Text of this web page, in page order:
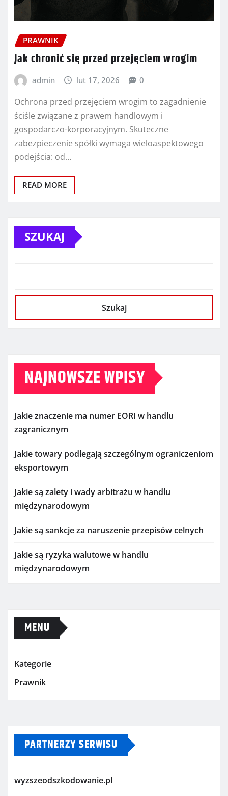
PRAWNIK
Jak chronić się przed przejęciem wrogim
admin lut 17, 2026 0
Ochrona przed przejęciem wrogim to zagadnienie
ściśle związane z prawem handlowym i
gospodarczo-korporacyjnym. Skuteczne
zabezpieczenie spółki wymaga wieloaspektowego
podejścia: od…
READ MORE
SZUKAJ
Szukaj
NAJNOWSZE WPISY
Jakie znaczenie ma numer EORI w handlu
zagranicznym
Jakie towary podlegają szczególnym ograniczeniom
eksportowym
Jakie są zalety i wady arbitrażu w handlu
międzynarodowym
Jakie są sankcje za naruszenie przepisów celnych
Jakie są ryzyka walutowe w handlu
międzynarodowym
MENU
Kategorie
Prawnik
PARTNERZY SERWISU
wyzszeodszkodowanie.pl